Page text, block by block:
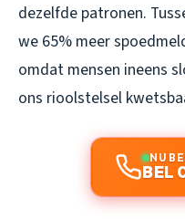
dezelfde patronen.
we 65% meer
omdat mensen ineens
ons rioolstelsel
NU
BEL